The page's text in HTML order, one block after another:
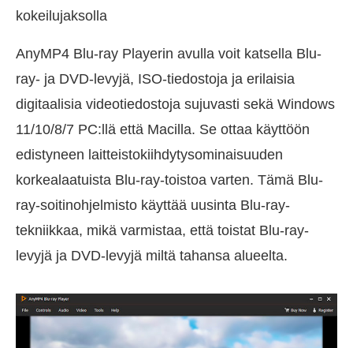
kokeilujaksolla
AnyMP4 Blu-ray Playerin avulla voit katsella Blu-
ray- ja DVD-levyjä, ISO-tiedostoja ja erilaisia
digitaalisia videotiedostoja sujuvasti sekä Windows
11/10/8/7 PC:llä että Macilla. Se ottaa käyttöön
edistyneen laitteistokiihdytysominaisuuden
korkealaatuista Blu-ray-toistoa varten. Tämä Blu-
ray-soitinohjelmisto käyttää uusinta Blu-ray-
tekniikkaa, mikä varmistaa, että toistat Blu-ray-
levyjä ja DVD-levyjä miltä tahansa alueelta.